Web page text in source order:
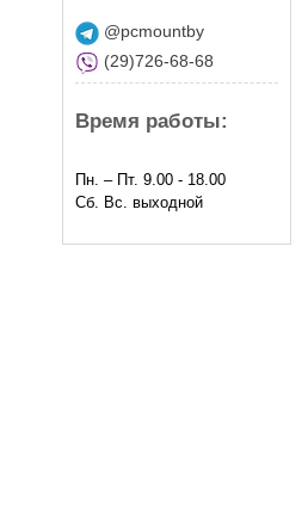
@pcmountby
(29)726-68-68
Время работы:
Пн. – Пт. 9.00 - 18.00
Сб. Вс. выходной